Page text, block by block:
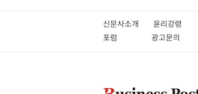
신문사소개 윤리강령
포럼
광고문의